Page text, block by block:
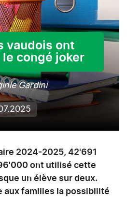
vaudois ont
congé joker
Gardini
2024-2025, 42'691
ont utilisé cette
un élève sur deux.
aux familles la possibilité